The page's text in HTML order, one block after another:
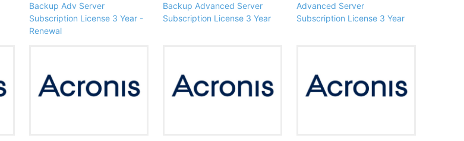
Backup Adv Server
Subscription License 3 Year -
Renewal
Backup Advanced Server
Subscription License 3 Year
Advanced Server
Subscription License 3 Year